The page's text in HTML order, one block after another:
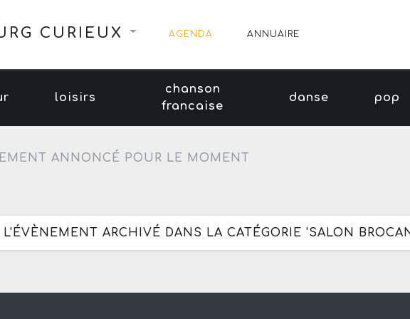
CURIEUX AGENDA ANNUAIRE
loisirs
chanson
francaise
danse pop
ANNONCÉ POUR LE MOMENT
L'ÉVÈNEMENT ARCHIVÉ DANS LA CATÉGORIE 'SALON